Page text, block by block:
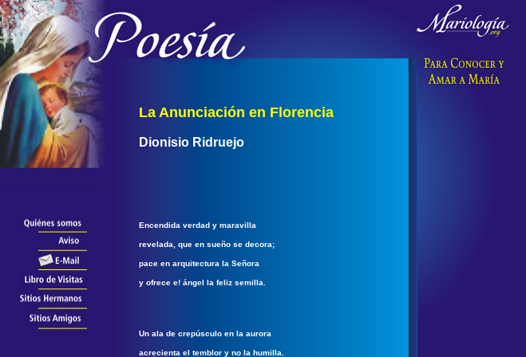
La Anunciación en Florencia
Dionisio Ridruejo
Encendida verdad y maravilla
revelada, que en sueño se decora;
pace en arquitectura la Señora
y ofrece e! ángel la feliz semilla.
Un ala de crepúsculo en la aurora
acrecienta el temblor y no la humilla.